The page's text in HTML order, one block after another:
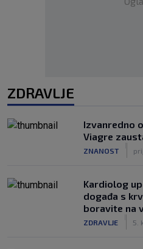
ZDRAVLJE
Izvanredno
Viagre
ZNANOST
Kardiolog
događa s
boravite na
ZDRAVLJE 5.